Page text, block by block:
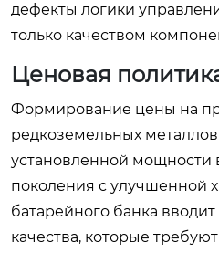
дефекты логики
только качеством
Ценовая
Формирование цены на
редкоземельных
установленной мощности
поколения с улучшенной
батарейного банка
качества, которые